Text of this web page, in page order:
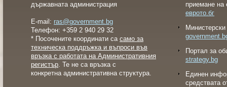
държавната администрация
E-mail: ras@government.bg
Телефон: +359 2 940 29 32
* Посочените координати са само за
техническа поддръжка и въпроси във
връзка с работата на Административния
регистър. Те не са връзка с
конкретна административна структура.
приемане на
еврото.бг
Портал за
strategy.bg
Eдинен
средствата